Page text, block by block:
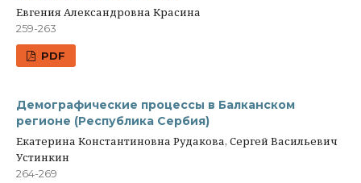
Евгения Александровна Красина
259-263
PDF
Демографические процессы в Балканском
регионе (Республика Сербия)
Екатерина Константиновна Рудакова, Сергей Васильевич
Устинкин
264-269